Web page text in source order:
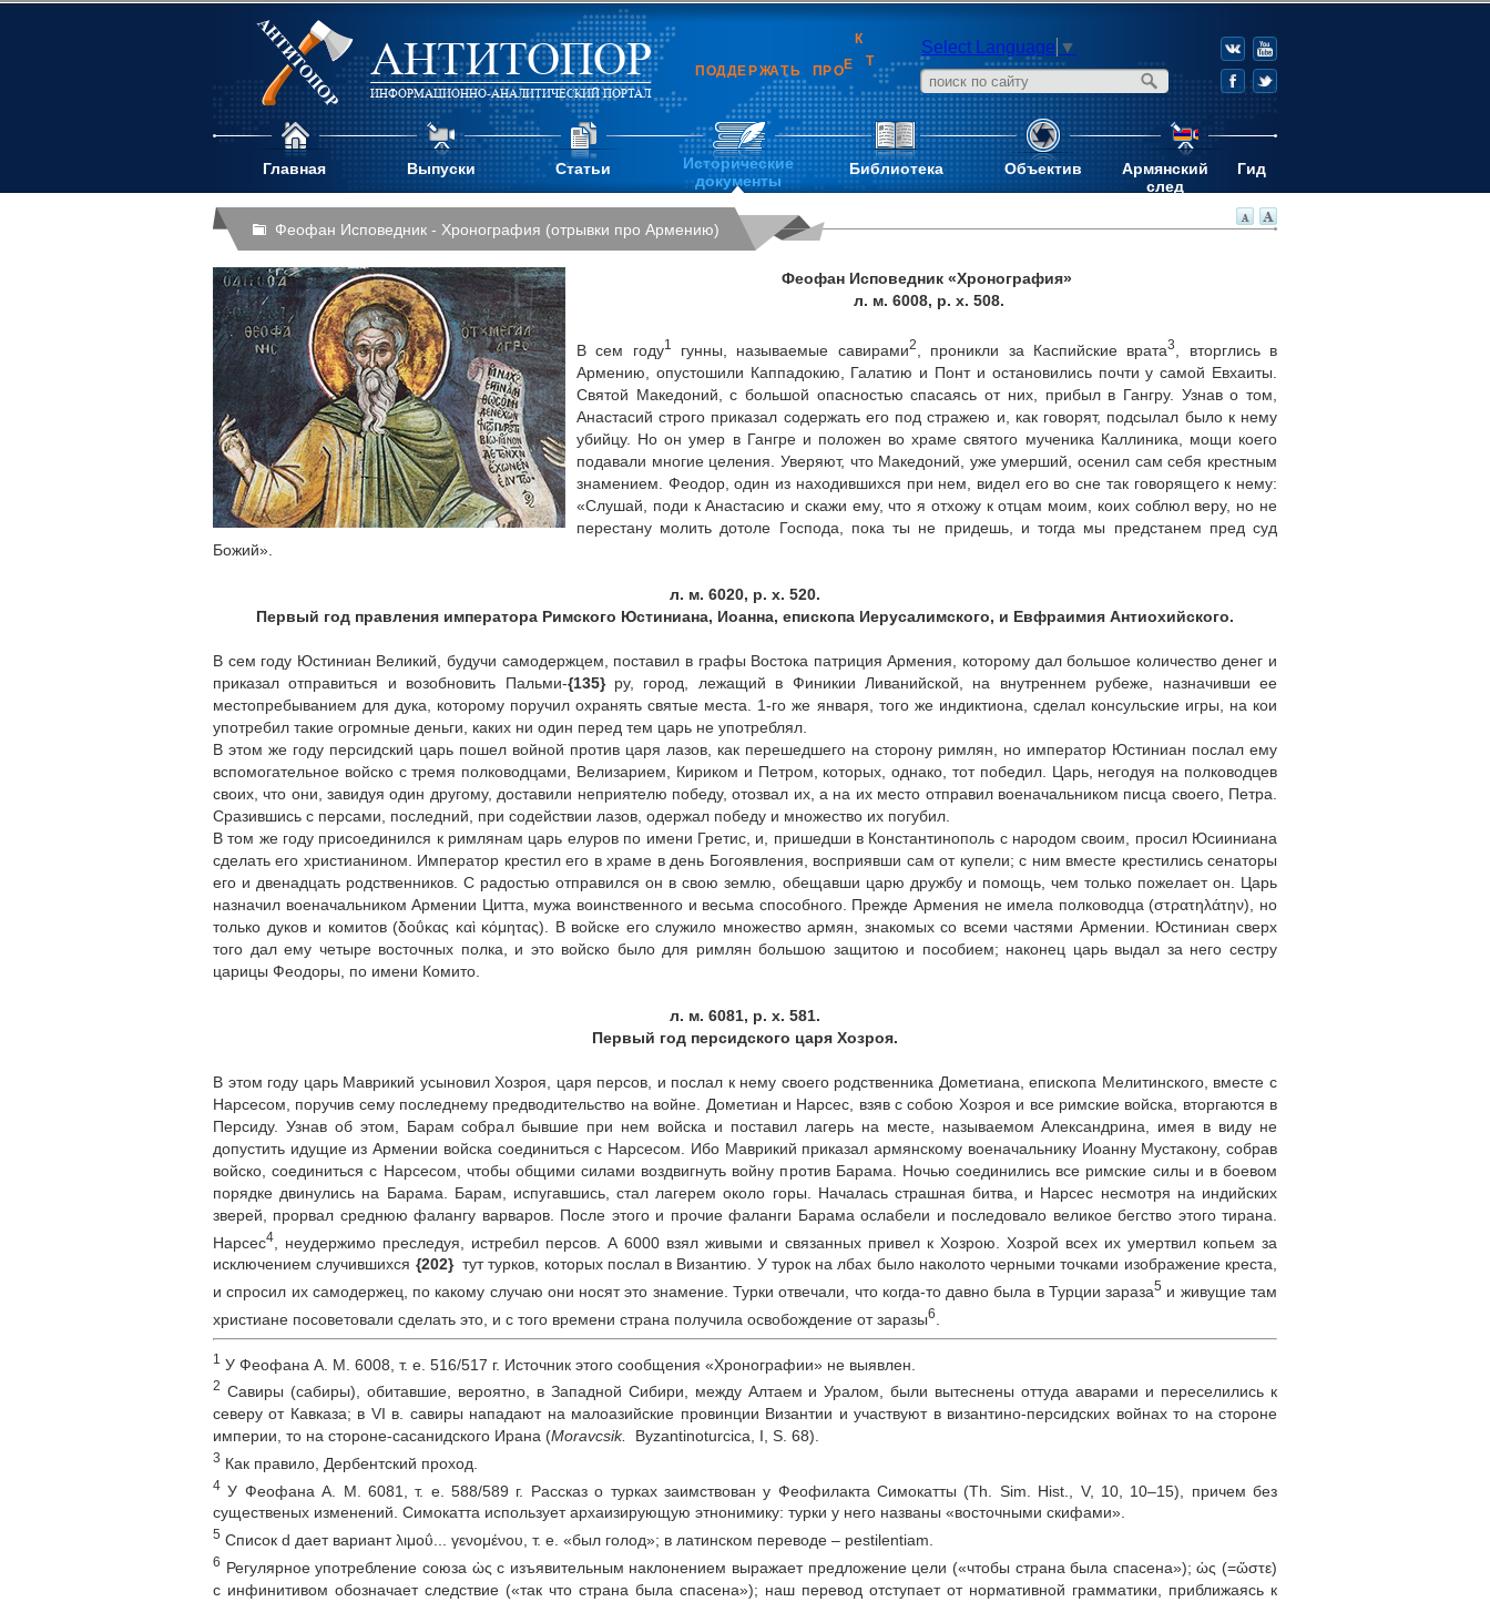
АНТИТОПОР
ИНФОРМАЦИОННО-АНАЛИТИЧЕСКИЙ ПОРТАЛ
ПОДДЕ РЖАТ Ь П РОЕ
Select Language ▼
Главная Выпуски Статьи
Исторические
документы
Библиотека Объектив
Армянский
след
Гид
Феофан Исповедник - Хронография (отрывки про Армению)
Феофан Исповедник «Хронография»
л. м. 6008, р. х. 508.
В сем году1 гунны, называемые савирами2 , проникли за Каспийские врата3
, вторглись в
Армению, опустошили Каппадокию, Галатию и Понт и остановились почти у самой Евхаиты.
Святой Македоний, с большой опасностью спасаясь от них, прибыл в Гангру. Узнав о том,
Анастасий строго приказал содержать его под стражею и, как говорят, подсылал было к нему
убийцу. Но он умер в Гангре и положен во храме святого мученика Каллиника, мощи коего
подавали многие целения. Уверяют, что Македоний, уже умерший, осенил сам себя крестным
знамением. Феодор, один из находившихся при нем, видел его во сне так говорящего к нему:
«Слушай, поди к Анастасию и скажи ему, что я отхожу к отцам моим, коих соблюл веру, но не
перестану молить дотоле Господа, пока ты не придешь, и тогда мы предстанем пред суд
Божий».
л. м. 6020, р. х. 520.
Первый год правления императора Римского Юстиниана, Иоанна, епископа Иерусалимского, и Евфраимия Антиохийского.
В сем году Юстиниан Великий, будучи самодержцем, поставил в графы Востока патриция Армения, которому дал большое количество денег и
приказал отправиться и возобновить Пальми‑{135}ру, город, лежащий в Финикии Ливанийской, на внутреннем рубеже, назначивши ее
местопребыванием для дука, которому поручил охранять святые места. 1‑го же января, того же индиктиона, сделал консульские игры, на кои
употребил такие огромные деньги, каких ни один перед тем царь не употреблял.
В этом же году персидский царь пошел войной против царя лазов, как перешедшего на сторону римлян, но император Юстиниан послал ему
вспомогательное войско с тремя полководцами, Велизарием, Кириком и Петром, которых, однако, тот победил. Царь, негодуя на полководцев
своих, что они, завидуя один другому, доставили неприятелю победу, отозвал их, а на их место отправил военачальником писца своего, Петра.
Сразившись с персами, последний, при содействии лазов, одержал победу и множество их погубил.
В том же году присоединился к римлянам царь елуров по имени Гретис, и, пришедши в Константинополь с народом своим, просил Юсииниана
сделать его христианином. Император крестил его в храме в день Богоявления, восприявши сам от купели; с ним вместе крестились сенаторы
его и двенадцать родственников. С радостью отправился он в свою землю, обещавши царю дружбу и помощь, чем только пожелает он. Царь
назначил военачальником Армении Цитта, мужа воинственного и весьма способного. Прежде Армения не имела полководца (στρατηλάτην), но
только дуков и комитов (δοΰκας καὶ κόμητας). В войске его служило множество армян, знакомых со всеми частями Армении. Юстиниан сверх
того дал ему четыре восточных полка, и это войско было для римлян большою защитою и пособием; наконец царь выдал за него сестру
царицы Феодоры, по имени Комито.
л. м. 6081, р. х. 581.
Первый год персидского царя Хозроя.
В этом году царь Маврикий усыновил Хозроя, царя персов, и послал к нему своего родственника Дометиана, епископа Мелитинского, вместе с
Нарсесом, поручив сему последнему предводительство на войне. Дометиан и Нарсес, взяв с собою Хозроя и все римские войска, вторгаются в
Персиду. Узнав об этом, Барам собрал бывшие при нем войска и поставил лагерь на месте, называемом Александрина, имея в виду не
допустить идущие из Армении войска соединиться с Нарсесом. Ибо Маврикий приказал армянскому военачальнику Иоанну Мустакону, собрав
войско, соединиться с Нарсесом, чтобы общими силами воздвигнуть войну против Барама. Ночью соединились все римские силы и в боевом
порядке двинулись на Барама. Барам, испугавшись, стал лагерем около горы. Началась страшная битва, и Нарсес несмотря на индийских
зверей, прорвал среднюю фалангу варваров. После этого и прочие фаланги Барама ослабели и последовало великое бегство этого тирана.
Нарсес4
, неудержимо преследуя, истребил персов. А 6000 взял живыми и связанных привел к Хозрою. Хозрой всех их умертвил копьем за
исключением случившихся {202}тут турков, которых послал в Византию. У турок на лбах было наколото черными точками изображение креста,
и спросил их самодержец, по какому случаю они носят это знамение. Турки отвечали, что когда‑то давно была в Турции зараза5 и живущие там
христиане посоветовали сделать это, и с того времени страна получила освобождение от заразы6
1 У Феофана А. М. 6008, т. е. 516/517 г. Источник этого сообщения «Хронографии» не выявлен.
2 Савиры (сабиры), обитавшие, вероятно, в Западной Сибири, между Алтаем и Уралом, были вытеснены оттуда аварами и переселились к
северу от Кавказа; в VI в. савиры нападают на малоазийские провинции Византии и участвуют в византино‑персидских войнах то на стороне
империи, то на стороне‑сасанидского Ирана (Moravcsik. Byzantinoturcica, I, S. 68).
3 Как правило, Дербентский проход.
4 У Феофана А. М. 6081, т. е. 588/589 г. Рассказ о турках заимствован у Феофилакта Симокатты (Th. Sim. Hist., V, 10, 10–15), причем без
существеных изменений. Симокатта использует архаизирующую этнонимику: турки у него названы «восточными скифами».
5 Список d дает вариант λιμοΰ... γενομένου, т. е. «был голод»; в латинском переводе – pestilentiam.
6 Регулярное употребление союза ὡς с изъявительным наклонением выражает предложение цели («чтобы страна была спасена»); ὡς (=ὥστε)
с инфинитивом обозначает следствие («так что страна была спасена»); наш перевод отступает от нормативной грамматики, приближаясь к